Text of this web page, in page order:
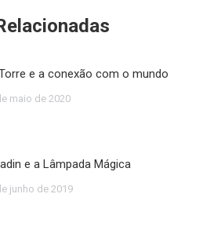
e a conexão com o mundo
maio de 2020
e a Lâmpada Mágica
junho de 2019